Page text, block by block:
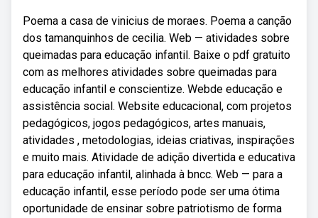
Poema a casa de vinicius de moraes. Poema a canção
dos tamanquinhos de cecilia. Web — atividades sobre
queimadas para educação infantil. Baixe o pdf gratuito
com as melhores atividades sobre queimadas para
educação infantil e conscientize. Webde educação e
assistência social. Website educacional, com projetos
pedagógicos, jogos pedagógicos, artes manuais,
atividades , metodologias, ideias criativas, inspirações
e muito mais. Atividade de adição divertida e educativa
para educação infantil, alinhada à bncc. Web — para a
educação infantil, esse período pode ser uma ótima
oportunidade de ensinar sobre patriotismo de forma